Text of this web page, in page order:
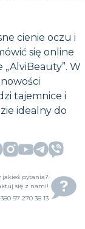
cienie oczu i
się online
W
tajemnice i
idealny do
jakieś pytania?
się z nami!
97 270 38 13